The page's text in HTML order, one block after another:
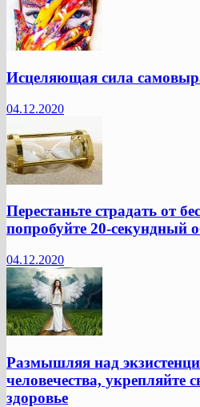
Исцеляющая сила
04.12.2020
Перестаньте страдать от
попробуйте 20-секундный
04.12.2020
Размышляя над
человечества, укрепляйте
здоровье